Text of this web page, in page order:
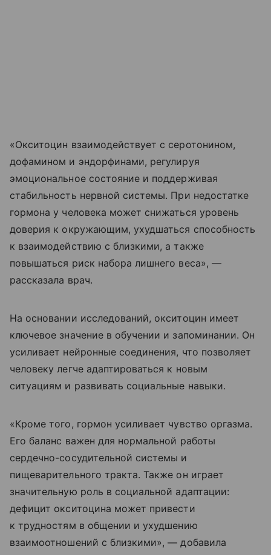
«Окситоцин взаимодействует с серотонином,
дофамином и эндорфинами, регулируя
эмоциональное состояние и поддерживая
стабильность нервной системы. При недостатке
гормона у человека может снижаться уровень
доверия к окружающим, ухудшаться способность
к взаимодействию с близкими, а также
повышаться риск набора лишнего веса», —
рассказала врач.
На основании исследований, окситоцин имеет
ключевое значение в обучении и запоминании. Он
усиливает нейронные соединения, что позволяет
человеку легче адаптироваться к новым
ситуациям и развивать социальные навыки.
«Кроме того, гормон усиливает чувство оргазма.
Его баланс важен для нормальной работы
сердечно-сосудительной системы и
пищеварительного тракта. Также он играет
значительную роль в социальной адаптации:
дефицит окситоцина может привести
к трудностям в общении и ухудшению
взаимоотношений с близкими», — добавила